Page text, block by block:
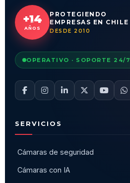
+14
AÑOS
PROTEGIENDO
EMPRESAS EN CHILE
DESDE 2010
OPERATIVO · SOPORTE 24/7
SERVICIOS
Cámaras de seguridad
Cámaras con IA